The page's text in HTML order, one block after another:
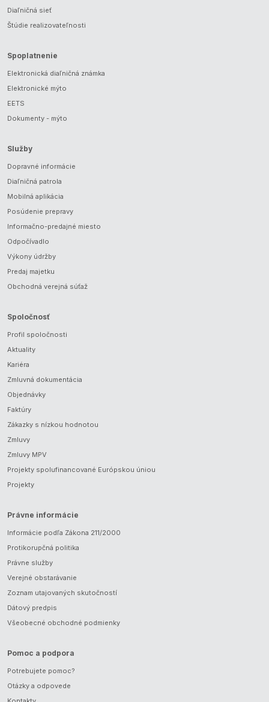
Diaľničná sieť
Štúdie realizovateľnosti
Spoplatnenie
Elektronická diaľničná známka
Elektronické mýto
EETS
Dokumenty - mýto
Služby
Dopravné informácie
Diaľničná patrola
Mobilná aplikácia
Posúdenie prepravy
Informačno-predajné miesto
Odpočívadlo
Výkony údržby
Predaj majetku
Obchodná verejná súťaž
Spoločnosť
Profil spoločnosti
Aktuality
Kariéra
Zmluvná dokumentácia
Objednávky
Faktúry
Zákazky s nízkou hodnotou
Zmluvy
Zmluvy MPV
Projekty spolufinancované Európskou úniou
Projekty
Právne informácie
Informácie podľa Zákona 211/2000
Protikorupčná politika
Právne služby
Verejné obstarávanie
Zoznam utajovaných skutočností
Dátový predpis
Všeobecné obchodné podmienky
Pomoc a podpora
Potrebujete pomoc?
Otázky a odpovede